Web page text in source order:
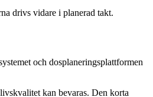
drivs vidare i planerad takt.
och dosplaneringsplattformen
kan bevaras. Den korta